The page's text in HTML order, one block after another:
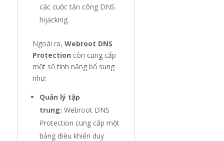
các cuộc tấn công DNS
hijacking.
Ngoài ra, Webroot DNS
Protection còn cung cấp
một số tính năng bổ sung
như:
Quản lý tập
trung: Webroot DNS
Protection cung cấp một
bảng điều khiển duy